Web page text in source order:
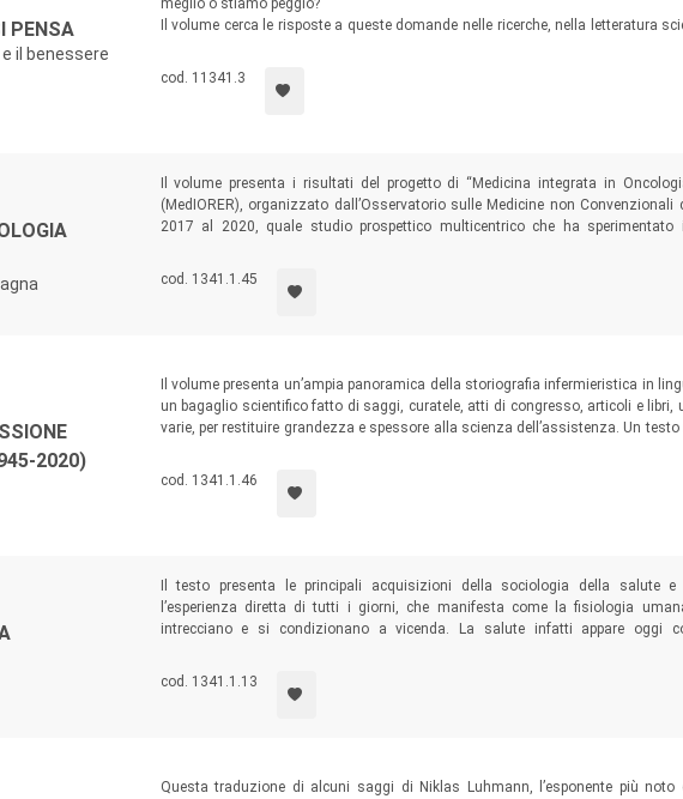
represent an interdisciplinary forum between the human and social sciences
on one hand and society and culture on the other one according to a plurality
high-quality and innovative texts of manual, anthological, monographic
PENSA
il benessere
meglio o stiamo peggio?
Il volume cerca le risposte a queste domande nelle ricerche, nella letteratura
disponibili e anche indagando le dimensioni del benessere in una realtà
con la quale si è analizzato anche il funzionamento del benessere alimentare
cod. 11341.3
Il volume presenta i risultati del progetto di “Medicina integrata in
(MedIORER), organizzato dall’Osservatorio sulle Medicine non Convenzionali
2017 al 2020, quale studio prospettico multicentrico che ha
dell’agopuntura in Ambulatori di Medicina integrata per donne operate al
oncologiche. Viene poi approfondita la componente del modello di
con riferimento all’analisi quali-quantitativa delle storie di cura delle pazienti
cod. 1341.1.45
2020)
Il volume presenta un’ampia panoramica della storiografia infermieristica in
un bagaglio scientifico fatto di saggi, curatele, atti di congresso, articoli e libri,
varie, per restituire grandezza e spessore alla scienza dell’assistenza. Un
storia infermieristica, ma che in particolar modo si rivolge a chi la storia la
intensive, sul territorio e in ogni altro luogo della cura e dell’assistenza.
cod. 1341.1.46
Il testo presenta le principali acquisizioni della sociologia della salute
l’esperienza diretta di tutti i giorni, che manifesta come la fisiologia
intrecciano e si condizionano a vicenda. La salute infatti appare oggi
delle circostanze.
cod. 1341.1.13
Questa traduzione di alcuni saggi di Niklas Luhmann, l’esponente più